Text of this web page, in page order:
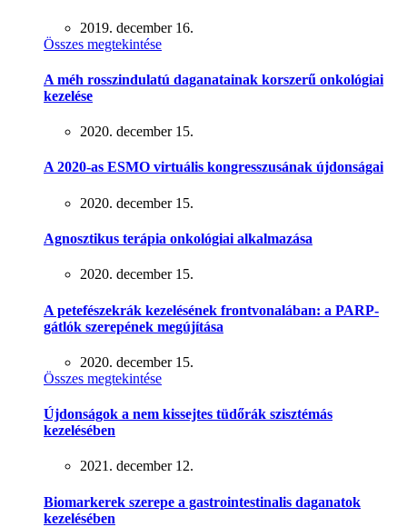
2019. december 16.
Összes megtekintése
A méh rosszindulatú daganatainak korszerű onkológiai
kezelése
2020. december 15.
A 2020-as ESMO virtuális kongresszusának újdonságai
2020. december 15.
Agnosztikus terápia onkológiai alkalmazása
2020. december 15.
A petefészekrák kezelésének frontvonalában: a PARP-
gátlók szerepének megújítása
2020. december 15.
Összes megtekintése
Újdonságok a nem kissejtes tüdőrák szisztémás
kezelésében
2021. december 12.
Biomarkerek szerepe a gastrointestinalis daganatok
kezelésében